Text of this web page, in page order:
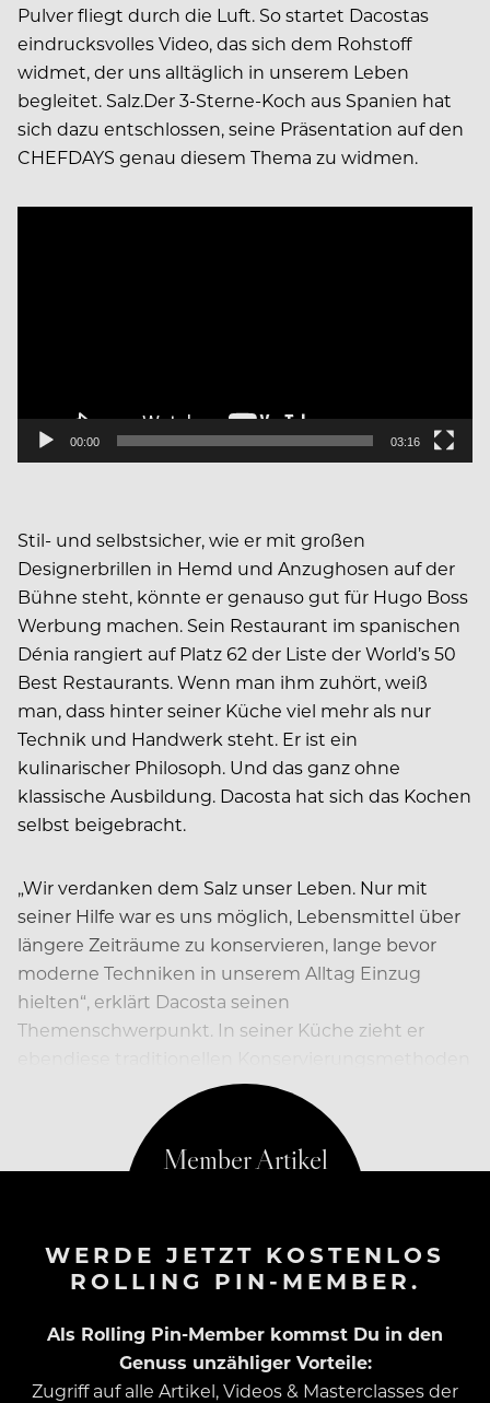
Pulver fliegt durch die Luft. So startet Dacostas
eindrucksvolles Video, das sich dem Rohstoff
widmet, der uns alltäglich in unserem Leben
begleitet. Salz.Der 3-Sterne-Koch aus Spanien hat
sich dazu entschlossen, seine Präsentation auf den
CHEFDAYS genau diesem Thema zu widmen.
00:00 03:16
Stil- und selbstsicher, wie er mit großen
Designerbrillen in Hemd und Anzughosen auf der
Bühne steht, könnte er genauso gut für Hugo Boss
Werbung machen. Sein Restaurant im spanischen
Dénia rangiert auf Platz 62 der Liste der World’s 50
Best Restaurants. Wenn man ihm zuhört, weiß
man, dass hinter seiner Küche viel mehr als nur
Technik und Handwerk steht. Er ist ein
kulinarischer Philosoph. Und das ganz ohne
klassische Ausbildung. Dacosta hat sich das Kochen
selbst beigebracht.
„Wir verdanken dem Salz unser Leben. Nur mit
seiner Hilfe war es uns möglich, Lebensmittel über
längere Zeiträume zu konservieren, lange bevor
moderne Techniken in unserem Alltag Einzug
hielten“, erklärt Dacosta seinen
Themenschwerpunkt. In seiner Küche zieht er
heran, um damit innovative Gerichte zu kreieren.
WERDE JETZT KOSTENLOS
ROLLING PIN-MEMBER.
Als Rolling Pin-Member kommst Du in den
Genuss unzähliger Vorteile:
Zugriff auf alle Artikel, Videos & Masterclasses der